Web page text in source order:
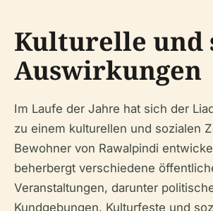
Kulturelle und
Auswirkungen
Im Laufe der Jahre hat sich der
zu einem kulturellen und sozialen
Bewohner von Rawalpindi
beherbergt verschiedene
Veranstaltungen, darunter
Kundgebungen, Kulturfeste und